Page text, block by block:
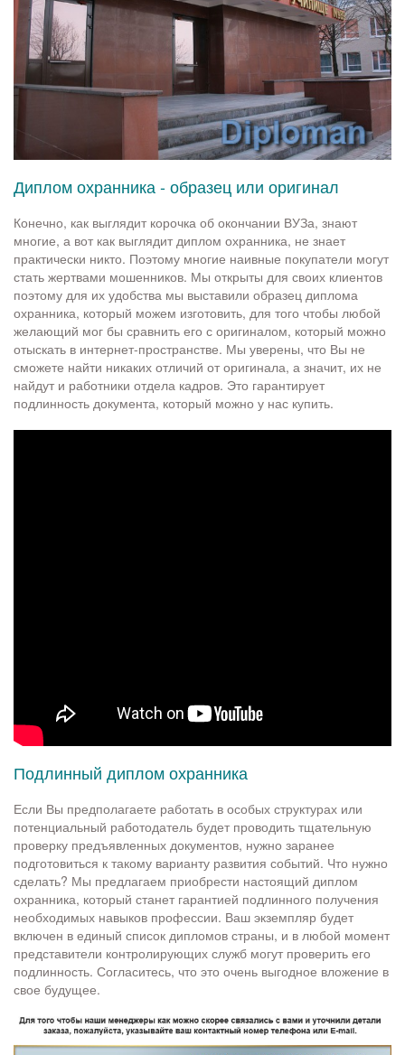
Диплом охранника - образец или оригинал
Конечно, как выглядит корочка об окончании ВУЗа, знают
многие, а вот как выглядит диплом охранника, не знает
практически никто. Поэтому многие наивные покупатели могут
стать жертвами мошенников. Мы открыты для своих клиентов
поэтому для их удобства мы выставили образец диплома
охранника, который можем изготовить, для того чтобы любой
желающий мог бы сравнить его с оригиналом, который можно
отыскать в интернет-пространстве. Мы уверены, что Вы не
сможете найти никаких отличий от оригинала, а значит, их не
найдут и работники отдела кадров. Это гарантирует
подлинность документа, который можно у нас купить.
Подлинный диплом охранника
Если Вы предполагаете работать в особых структурах или
потенциальный работодатель будет проводить тщательную
проверку предъявленных документов, нужно заранее
подготовиться к такому варианту развития событий. Что нужно
сделать? Мы предлагаем приобрести настоящий диплом
охранника, который станет гарантией подлинного получения
необходимых навыков профессии. Ваш экземпляр будет
включен в единый список дипломов страны, и в любой момент
представители контролирующих служб могут проверить его
подлинность. Согласитесь, что это очень выгодное вложение в
свое будущее.